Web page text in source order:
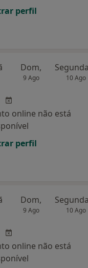
perfil
Dom,
9 Ago 10 Ago
online não está
perfil
Dom,
9 Ago 10 Ago
online não está